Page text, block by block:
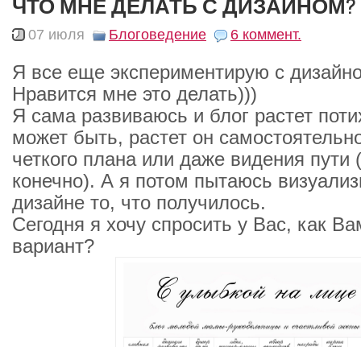
ЧТО МНЕ ДЕЛАТЬ С ДИЗАЙНОМ?
07 июля Блоговедение 6 коммент.
Я все еще экспериментирую с
Нравится мне это делать)))
Я сама развиваюсь и блог растет
может быть, растет он
четкого плана или даже видения пути
конечно). А я потом пытаюсь
дизайне то, что получилось.
Сегодня я хочу спросить у Вас, как
вариант?